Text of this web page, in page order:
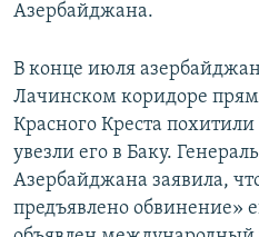
Азербайджана.
В конце июля
Лачинском коридоре
Красного Креста
увезли его в Баку.
Азербайджана заявила,
предъявлено обвинение»